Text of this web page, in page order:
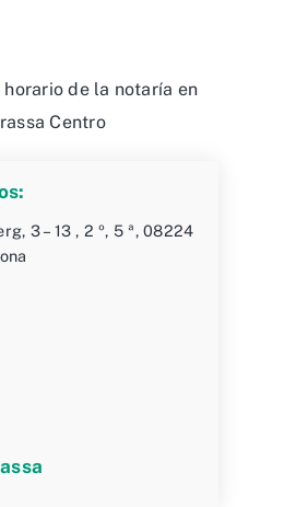
de la notaría en
Centro
3 – 13 , 2 º, 5 ª, 08224